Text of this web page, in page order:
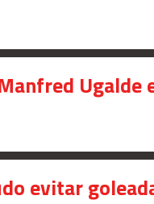
evitar